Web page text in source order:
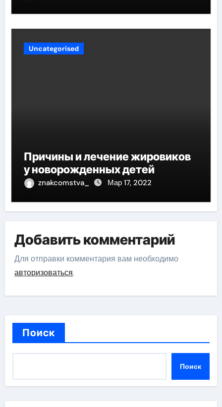
Uncategorised
Причины и лечение жировиков
у новорожденных детей
znakcomstva_ Мар 17, 2022
Добавить комментарий
Для отправки комментария вам необходимо
авторизоваться.
Поиск
Поиск